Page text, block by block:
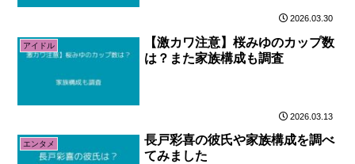
2026.03.30
アイドル
【激カワ注意】桜みゆのカップ数
は？また家族構成も調査
2026.03.13
エンタメ
長戸彩喜の彼氏や家族構成を調べ
てみました